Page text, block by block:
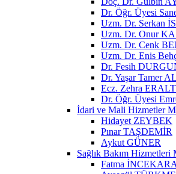
Dr. Öğr. Üyesi
Uzm. Dr. Serkan
Uzm. Dr. Onur
Uzm. Dr. Cenk
Uzm. Dr. Enis
Dr. Fesih
Dr. Yaşar Tamer
Ecz. Zehra
Dr. Öğr. Üyesi
İdari ve Mali Hizmetler
Hidayet ZEYBEK
Pınar TAŞDEMİR
Aykut GÜNER
Sağlık Bakım Hizmetleri
Fatma